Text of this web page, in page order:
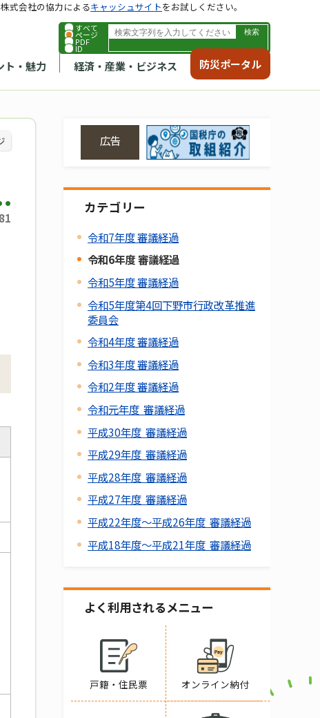
すべて
ページ
PDF
ID
ト・魅力 経済・産業・ビジネス 防災ポータル
式会社の協力によるキャッシュサイトをお試しください。
広告
カテゴリー
令和7年度 審議経過
令和6年度 審議経過
令和5年度 審議経過
令和5年度第4回下野市行政改革推進
委員会
令和4年度 審議経過
令和3年度 審議経過
令和2年度 審議経過
令和元年度 審議経過
平成30年度 審議経過
平成29年度 審議経過
平成28年度 審議経過
平成27年度 審議経過
平成22年度～平成26年度 審議経過
平成18年度～平成21年度 審議経過
よく利用されるメニュー
戸籍・住民票 オンライン納付